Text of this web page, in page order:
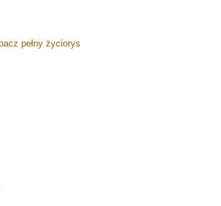
pełny życiorys